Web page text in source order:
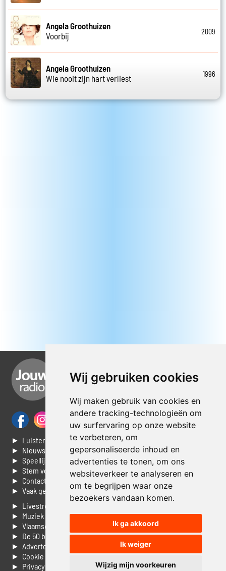
Wij gebruiken cookies
Wij maken gebruik van cookies en
andere tracking-technologieën om
uw surfervaring op onze website
te verbeteren, om
gepersonaliseerde inhoud en
advertenties te tonen, om ons
websiteverkeer te analyseren en
om te begrijpen waar onze
bezoekers vandaan komen.
Ik ga akkoord
Ik weiger
Wijzig mijn voorkeuren
Angela Groothuizen
Voorbij
2009
Angela Groothuizen
Wie nooit zijn hart verliest
1996
► Luisteren naar Jouwradio
► Nieuws
► Speellijst
► Stem voor de Dag top 3
► Contacteer ons
► Vaak gestelde vragen
► Livestream informatie
► Muziek opzoeken
► Vlaamse 100 Aller tijden
► De 50 beste van...
► Adverteren op Jouwradio
► Cookie voorkeuren wijzigen
► Privacyinformatie